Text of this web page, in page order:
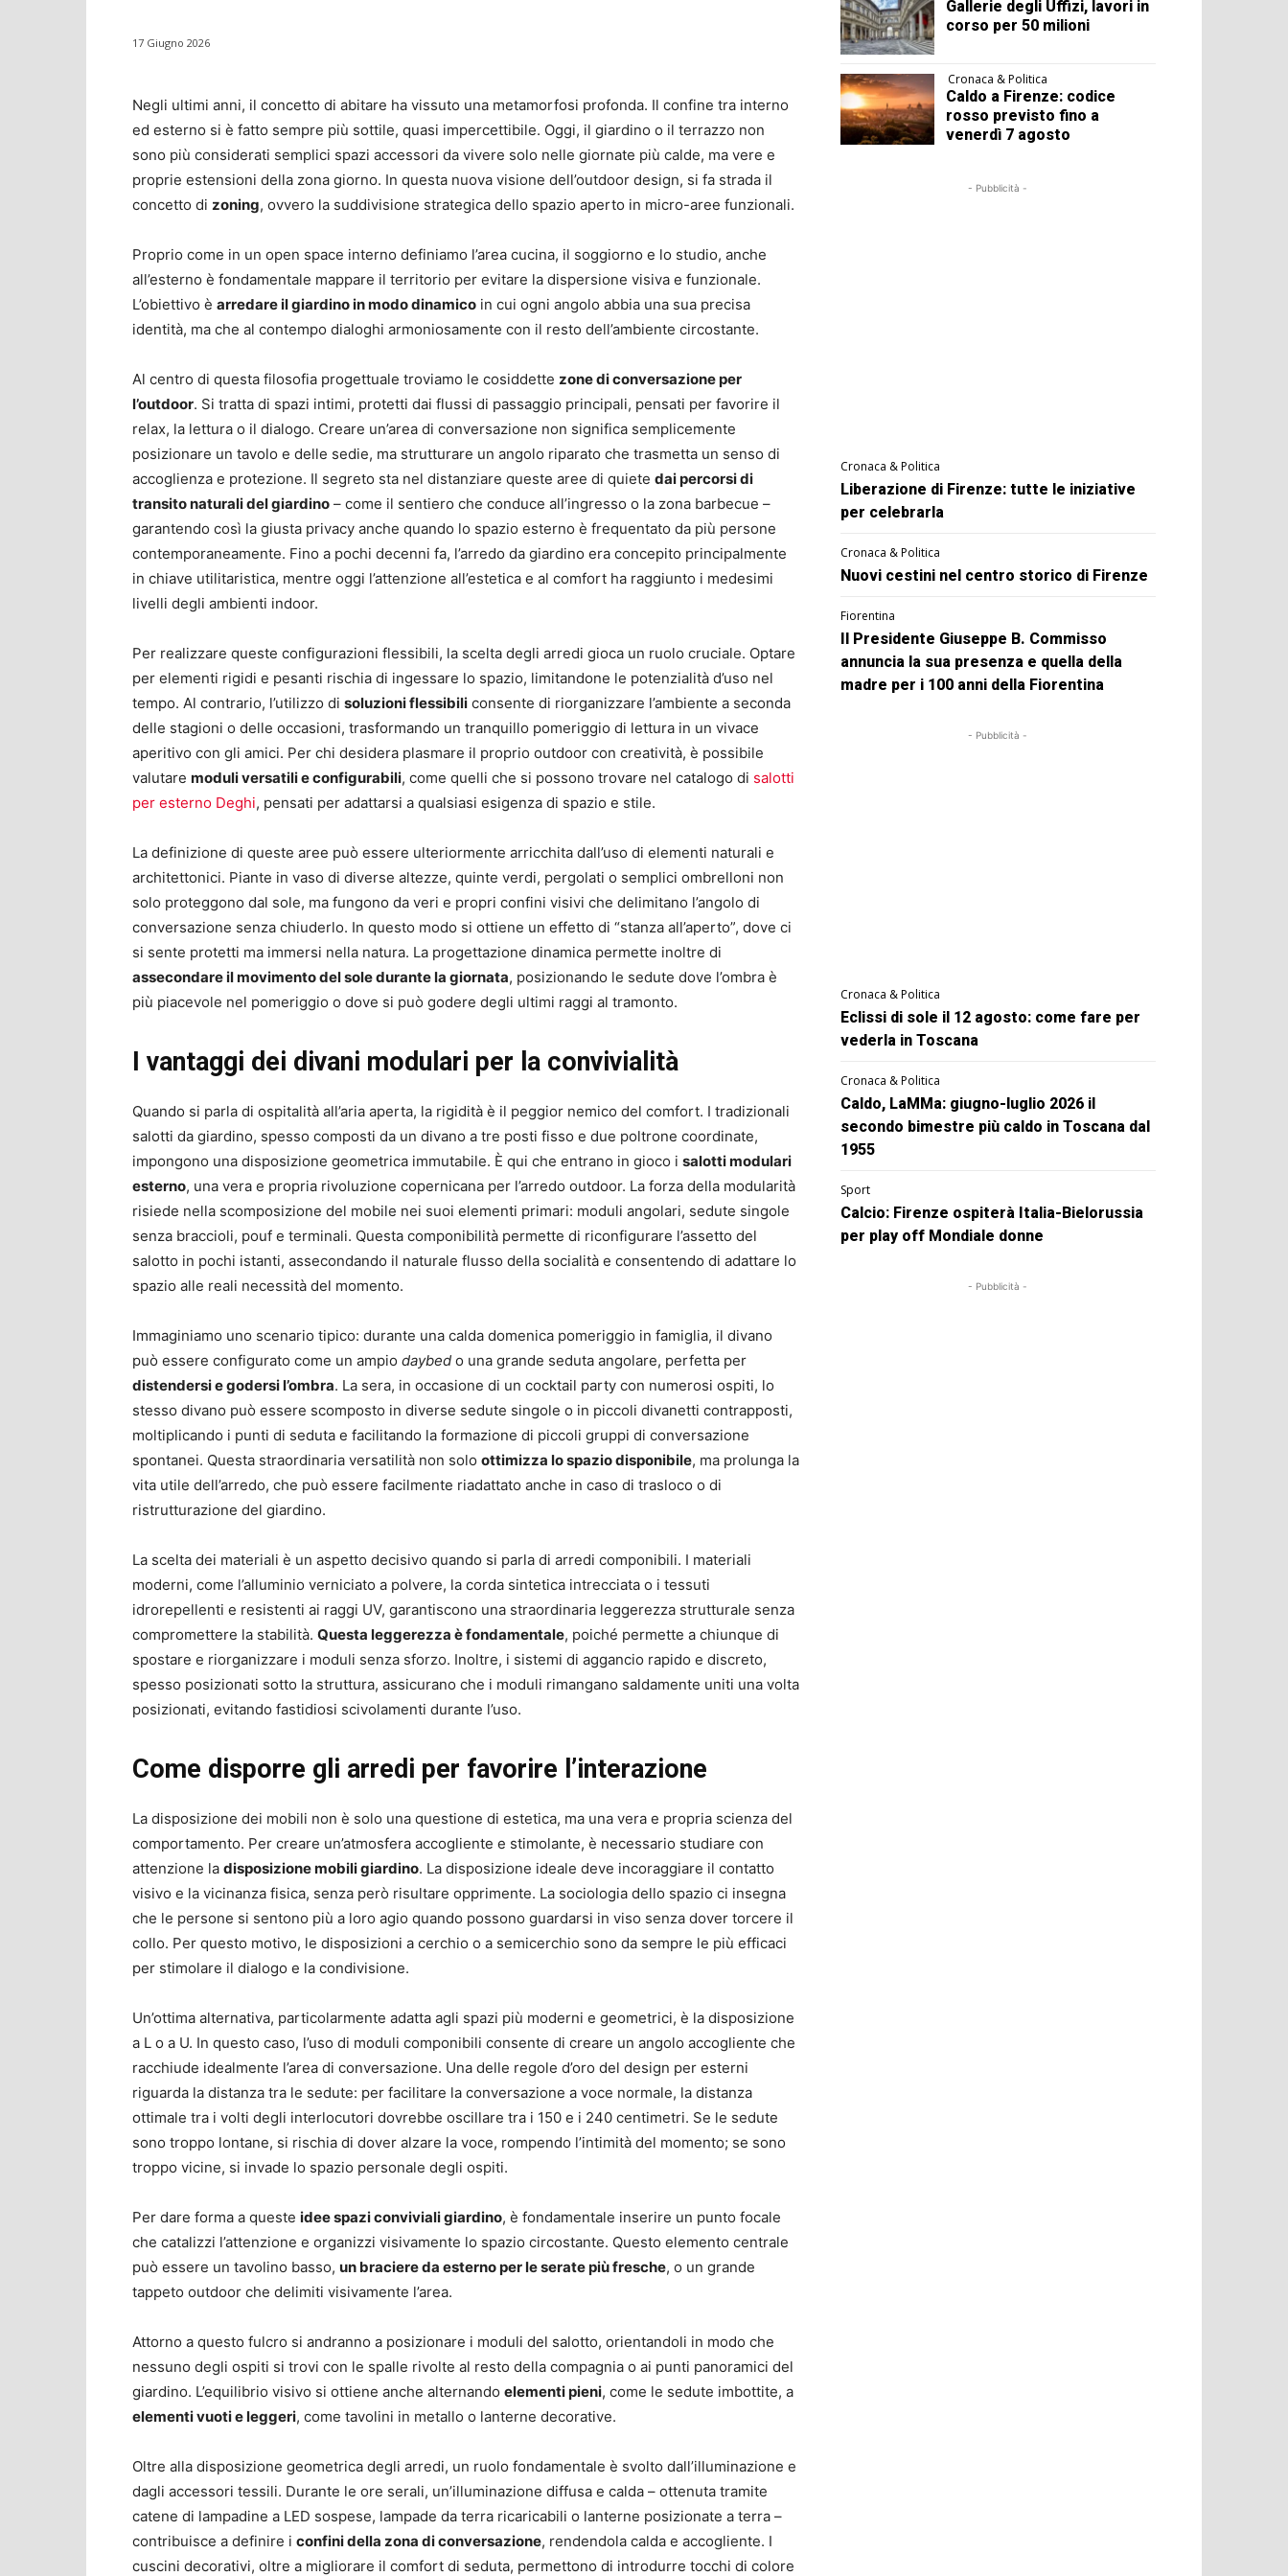
17 Giugno 2026
Negli ultimi anni, il concetto di abitare ha vissuto una metamorfosi profonda. Il confine tra interno
ed esterno si è fatto sempre più sottile, quasi impercettibile. Oggi, il giardino o il terrazzo non
sono più considerati semplici spazi accessori da vivere solo nelle giornate più calde, ma vere e
proprie estensioni della zona giorno. In questa nuova visione dell’outdoor design, si fa strada il
concetto di zoning, ovvero la suddivisione strategica dello spazio aperto in micro-aree funzionali.
Proprio come in un open space interno definiamo l’area cucina, il soggiorno e lo studio, anche
all’esterno è fondamentale mappare il territorio per evitare la dispersione visiva e funzionale.
L’obiettivo è arredare il giardino in modo dinamico in cui ogni angolo abbia una sua precisa
identità, ma che al contempo dialoghi armoniosamente con il resto dell’ambiente circostante.
Al centro di questa filosofia progettuale troviamo le cosiddette zone di conversazione per
l’outdoor. Si tratta di spazi intimi, protetti dai flussi di passaggio principali, pensati per favorire il
relax, la lettura o il dialogo. Creare un’area di conversazione non significa semplicemente
posizionare un tavolo e delle sedie, ma strutturare un angolo riparato che trasmetta un senso di
accoglienza e protezione. Il segreto sta nel distanziare queste aree di quiete dai percorsi di
transito naturali del giardino – come il sentiero che conduce all’ingresso o la zona barbecue –
garantendo così la giusta privacy anche quando lo spazio esterno è frequentato da più persone
contemporaneamente. Fino a pochi decenni fa, l’arredo da giardino era concepito principalmente
in chiave utilitaristica, mentre oggi l’attenzione all’estetica e al comfort ha raggiunto i medesimi
livelli degli ambienti indoor.
Per realizzare queste configurazioni flessibili, la scelta degli arredi gioca un ruolo cruciale. Optare
per elementi rigidi e pesanti rischia di ingessare lo spazio, limitandone le potenzialità d’uso nel
tempo. Al contrario, l’utilizzo di soluzioni flessibili consente di riorganizzare l’ambiente a seconda
delle stagioni o delle occasioni, trasformando un tranquillo pomeriggio di lettura in un vivace
aperitivo con gli amici. Per chi desidera plasmare il proprio outdoor con creatività, è possibile
valutare moduli versatili e configurabili, come quelli che si possono trovare nel catalogo di salotti
per esterno Deghi, pensati per adattarsi a qualsiasi esigenza di spazio e stile.
La definizione di queste aree può essere ulteriormente arricchita dall’uso di elementi naturali e
architettonici. Piante in vaso di diverse altezze, quinte verdi, pergolati o semplici ombrelloni non
solo proteggono dal sole, ma fungono da veri e propri confini visivi che delimitano l’angolo di
conversazione senza chiuderlo. In questo modo si ottiene un effetto di “stanza all’aperto”, dove ci
si sente protetti ma immersi nella natura. La progettazione dinamica permette inoltre di
assecondare il movimento del sole durante la giornata, posizionando le sedute dove l’ombra è
più piacevole nel pomeriggio o dove si può godere degli ultimi raggi al tramonto.
I vantaggi dei divani modulari per la convivialità
Quando si parla di ospitalità all’aria aperta, la rigidità è il peggior nemico del comfort. I tradizionali
salotti da giardino, spesso composti da un divano a tre posti fisso e due poltrone coordinate,
impongono una disposizione geometrica immutabile. È qui che entrano in gioco i salotti modulari
esterno, una vera e propria rivoluzione copernicana per l’arredo outdoor. La forza della modularità
risiede nella scomposizione del mobile nei suoi elementi primari: moduli angolari, sedute singole
senza braccioli, pouf e terminali. Questa componibilità permette di riconfigurare l’assetto del
salotto in pochi istanti, assecondando il naturale flusso della socialità e consentendo di adattare lo
spazio alle reali necessità del momento.
Immaginiamo uno scenario tipico: durante una calda domenica pomeriggio in famiglia, il divano
può essere configurato come un ampio daybed o una grande seduta angolare, perfetta per
distendersi e godersi l’ombra. La sera, in occasione di un cocktail party con numerosi ospiti, lo
stesso divano può essere scomposto in diverse sedute singole o in piccoli divanetti contrapposti,
moltiplicando i punti di seduta e facilitando la formazione di piccoli gruppi di conversazione
spontanei. Questa straordinaria versatilità non solo ottimizza lo spazio disponibile, ma prolunga la
vita utile dell’arredo, che può essere facilmente riadattato anche in caso di trasloco o di
ristrutturazione del giardino.
La scelta dei materiali è un aspetto decisivo quando si parla di arredi componibili. I materiali
moderni, come l’alluminio verniciato a polvere, la corda sintetica intrecciata o i tessuti
idrorepellenti e resistenti ai raggi UV, garantiscono una straordinaria leggerezza strutturale senza
compromettere la stabilità. Questa leggerezza è fondamentale, poiché permette a chiunque di
spostare e riorganizzare i moduli senza sforzo. Inoltre, i sistemi di aggancio rapido e discreto,
spesso posizionati sotto la struttura, assicurano che i moduli rimangano saldamente uniti una volta
posizionati, evitando fastidiosi scivolamenti durante l’uso.
Come disporre gli arredi per favorire l’interazione
La disposizione dei mobili non è solo una questione di estetica, ma una vera e propria scienza del
comportamento. Per creare un’atmosfera accogliente e stimolante, è necessario studiare con
attenzione la disposizione mobili giardino. La disposizione ideale deve incoraggiare il contatto
visivo e la vicinanza fisica, senza però risultare opprimente. La sociologia dello spazio ci insegna
che le persone si sentono più a loro agio quando possono guardarsi in viso senza dover torcere il
collo. Per questo motivo, le disposizioni a cerchio o a semicerchio sono da sempre le più efficaci
per stimolare il dialogo e la condivisione.
Un’ottima alternativa, particolarmente adatta agli spazi più moderni e geometrici, è la disposizione
a L o a U. In questo caso, l’uso di moduli componibili consente di creare un angolo accogliente che
racchiude idealmente l’area di conversazione. Una delle regole d’oro del design per esterni
riguarda la distanza tra le sedute: per facilitare la conversazione a voce normale, la distanza
ottimale tra i volti degli interlocutori dovrebbe oscillare tra i 150 e i 240 centimetri. Se le sedute
sono troppo lontane, si rischia di dover alzare la voce, rompendo l’intimità del momento; se sono
troppo vicine, si invade lo spazio personale degli ospiti.
Per dare forma a queste idee spazi conviviali giardino, è fondamentale inserire un punto focale
che catalizzi l’attenzione e organizzi visivamente lo spazio circostante. Questo elemento centrale
può essere un tavolino basso, un braciere da esterno per le serate più fresche, o un grande
tappeto outdoor che delimiti visivamente l’area.
Attorno a questo fulcro si andranno a posizionare i moduli del salotto, orientandoli in modo che
nessuno degli ospiti si trovi con le spalle rivolte al resto della compagnia o ai punti panoramici del
giardino. L’equilibrio visivo si ottiene anche alternando elementi pieni, come le sedute imbottite, a
elementi vuoti e leggeri, come tavolini in metallo o lanterne decorative.
Oltre alla disposizione geometrica degli arredi, un ruolo fondamentale è svolto dall’illuminazione e
dagli accessori tessili. Durante le ore serali, un’illuminazione diffusa e calda – ottenuta tramite
catene di lampadine a LED sospese, lampade da terra ricaricabili o lanterne posizionate a terra –
contribuisce a definire i confini della zona di conversazione, rendendola calda e accogliente. I
cuscini decorativi, oltre a migliorare il comfort di seduta, permettono di introdurre tocchi di colore
Gallerie degli Uffizi, lavori in
corso per 50 milioni
Cronaca & Politica
Caldo a Firenze: codice
rosso previsto fino a
venerdì 7 agosto
- Pubblicità -
Cronaca & Politica
Liberazione di Firenze: tutte le iniziative
per celebrarla
Cronaca & Politica
Nuovi cestini nel centro storico di Firenze
Fiorentina
Il Presidente Giuseppe B. Commisso
annuncia la sua presenza e quella della
madre per i 100 anni della Fiorentina
- Pubblicità -
Cronaca & Politica
Eclissi di sole il 12 agosto: come fare per
vederla in Toscana
Cronaca & Politica
Caldo, LaMMa: giugno-luglio 2026 il
secondo bimestre più caldo in Toscana dal
1955
Sport
Calcio: Firenze ospiterà Italia-Bielorussia
per play off Mondiale donne
- Pubblicità -